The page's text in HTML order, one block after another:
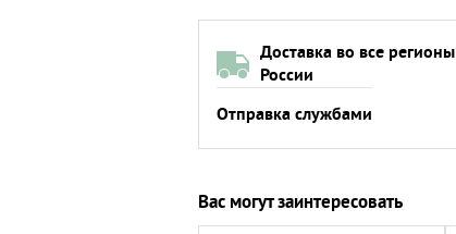
Доставка во все регионы
России
Отправка службами
Вас могут заинтересовать